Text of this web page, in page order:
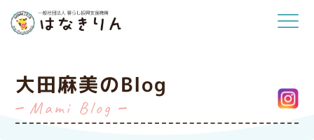
大田麻美のBlog
Mami Blog